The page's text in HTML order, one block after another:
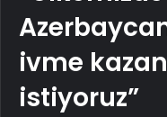
ivme
istiyoruz”